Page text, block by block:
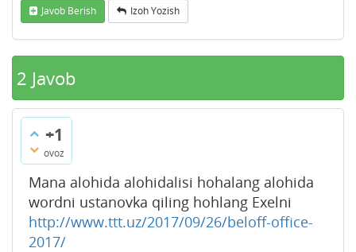
Javob Berish Izoh Yozish
2 Javob
+1
ovoz
Mana alohida alohidalisi hohalang alohida
wordni ustanovka qiling hohlang Exelni
http://www.ttt.uz/2017/09/26/beloff-office-
2017/